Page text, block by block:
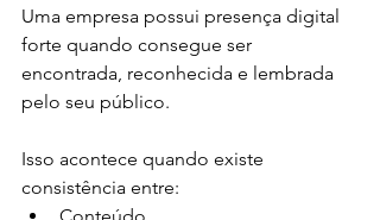
Uma empresa possui presença digital
forte quando consegue ser
encontrada, reconhecida e lembrada
pelo seu público.
Isso acontece quando existe
consistência entre: